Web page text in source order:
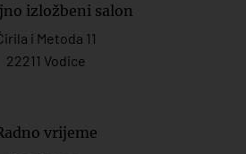
izložbeni salon
i Metoda 11
22211 Vodice
vrijeme